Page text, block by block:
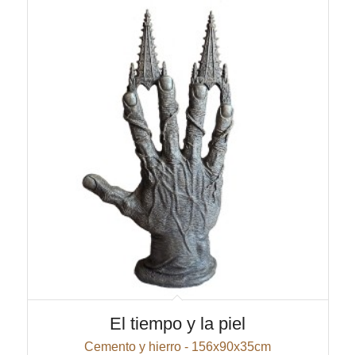
El tiempo y la piel
Cemento y hierro - 156x90x35cm